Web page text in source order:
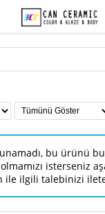
bu ürünü
olmamızı isterseniz
ile ilgili talebinizi